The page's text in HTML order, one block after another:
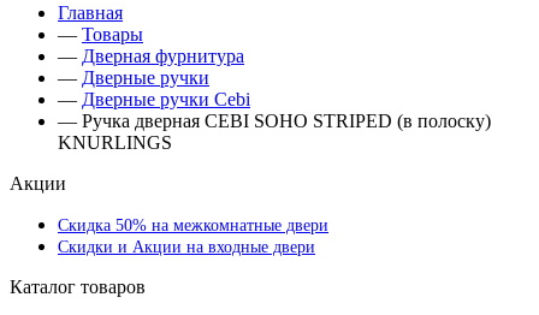
Главная
— Товары
— Дверная фурнитура
— Дверные ручки
— Дверные ручки Cebi
— Ручка дверная CEBI SOHO STRIPED (в полоску)
KNURLINGS
Акции
Скидка 50% на межкомнатные двери
Скидки и Акции на входные двери
Каталог товаров